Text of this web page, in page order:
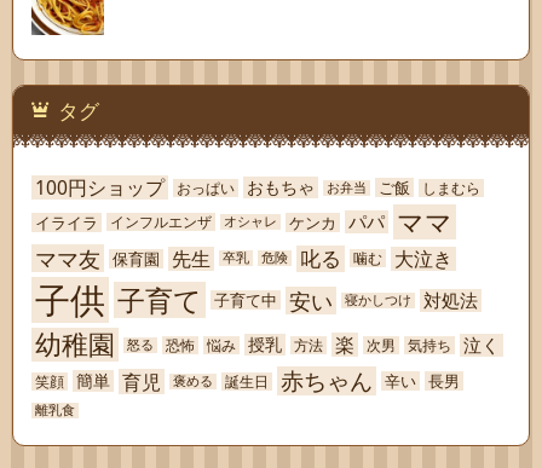
タグ
100円ショップ おっぱい おもちゃ お弁当 ご飯 しまむら
イライラ インフルエンザ オシャレ ケンカ パパ ママ
ママ友 保育園 先生 卒乳 危険 叱る 噛む 大泣き
子供 子育て 子育て中 安い 寝かしつけ 対処法
幼稚園 怒る 恐怖 悩み 授乳 方法 楽 次男 気持ち 泣く
笑顔 簡単 育児 褒める 誕生日 赤ちゃん 辛い 長男
離乳食